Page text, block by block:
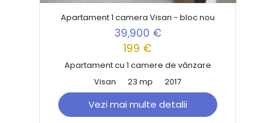
Apartament 1 camera Visan - bloc nou
39,900 €
199 €
Apartament cu 1 camere de vânzare
Visan
23 mp 2017
Vezi mai multe detalii